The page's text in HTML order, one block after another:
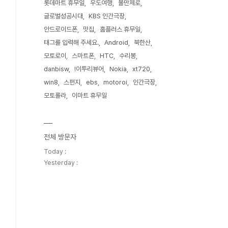
롯데마트 휴무일 우도여행
불만제로
글로벌성공시대
KBS 인간극장
안드로이드폰
맛집
홈플러스 휴무일
태그를 입력해 주세요.
Android
북한산
모토로이
스마트폰 HTC
수리봉
danbisw
!이투리뷰어 Nokia
xt720
win8
스펀지 ebs motoroi
인간극장
모토롤라
이마트 휴무일
전체 방문자
Today :
Yesterday :